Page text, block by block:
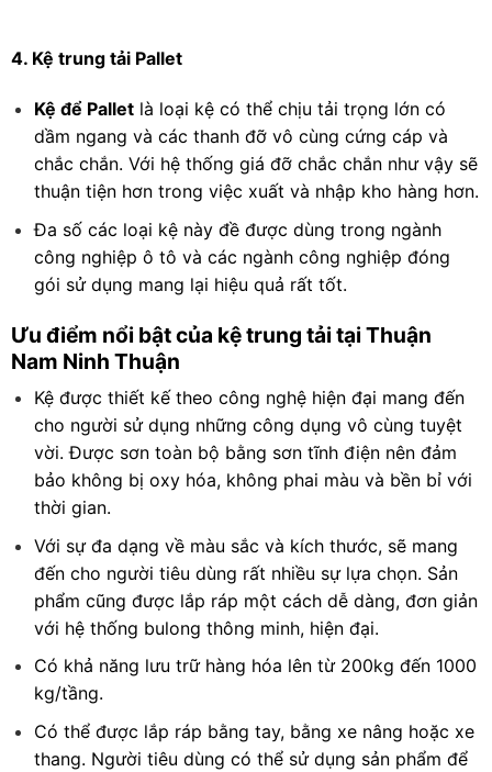
4. Kệ trung tải Pallet
Kệ để Palletlà loại kệ có thể chịu tải trọng lớn có
dầm ngang và các thanh đỡ vô cùng cứng cáp và
chắc chắn. Với hệ thống giá đỡ chắc chắn như vậy sẽ
thuận tiện hơn trong việc xuất và nhập kho hàng hơn.
Đa số các loại kệ này đề được dùng trong ngành
công nghiệp ô tô và các ngành công nghiệp đóng
gói sử dụng mang lại hiệu quả rất tốt.
Ưu điểm nổi bật của kệ trung tải tại Thuận
Nam Ninh Thuận
Kệ được thiết kế theo công nghệ hiện đại mang đến
cho người sử dụng những công dụng vô cùng tuyệt
vời. Được sơn toàn bộ bằng sơn tĩnh điện nên đảm
bảo không bị oxy hóa, không phai màu và bền bỉ với
thời gian.
Với sự đa dạng về màu sắc và kích thước, sẽ mang
đến cho người tiêu dùng rất nhiều sự lựa chọn. Sản
phẩm cũng được lắp ráp một cách dễ dàng, đơn giản
với hệ thống bulong thông minh, hiện đại.
Có khả năng lưu trữ hàng hóa lên từ 200kg đến 1000
kg/tầng.
Có thể được lắp ráp bằng tay, bằng xe nâng hoặc xe
thang. Người tiêu dùng có thể sử dụng sản phẩm để